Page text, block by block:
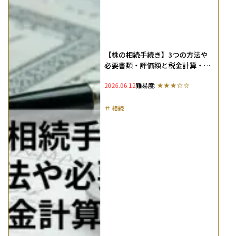
【株の相続手続き】3つの方法や
必要書類・評価額と税金計算・名
2026.06.12難易度:
＃ 相続